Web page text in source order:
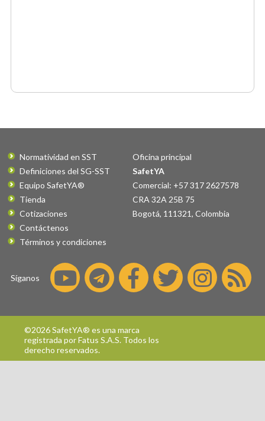
Normatividad en SST
Definiciones del SG-SST
Equipo SafetYA®
Tienda
Cotizaciones
Contáctenos
Términos y condiciones
Oficina principal
SafetYA
Comercial: +57 317 2627578
CRA 32A 25B 75
Bogotá, 111321, Colombia
Síganos
©2026 SafetYA® es una marca
registrada porFatus S.A.S. Todos los
derecho reservados.